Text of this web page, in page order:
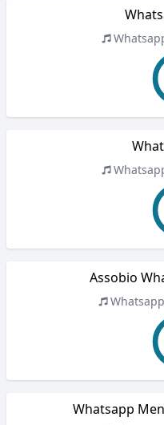
Assobio
Whatsapp
Whatsapp